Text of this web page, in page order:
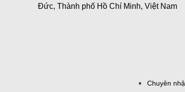
Đức, Thành phố Hồ Chí Minh, Việt Nam
Chuyên